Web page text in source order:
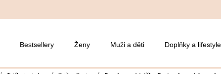
Bestsellery Ženy Muži a děti Doplňky a lifestyle